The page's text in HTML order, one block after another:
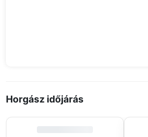
Horgász időjárás